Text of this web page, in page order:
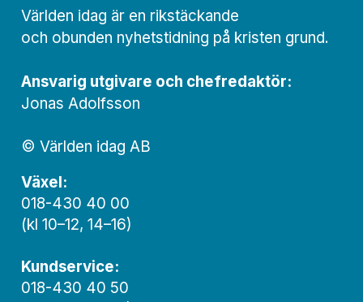
Världen idag är en rikstäckande
och obunden nyhets­­­tidning på kristen grund.
Ansvarig utgivare och chef­redaktör:
Jonas Adolfsson
© Världen idag AB
Växel:
018-430 40 00
(kl 10–12, 14–16)
Kundservice:
018-430 40 50